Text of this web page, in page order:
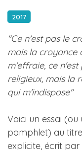
2017
"Ce n'est pas le
mais la croyance
m'effraie, ce n'est
religieux, mais la
qui m'indispose"
Voici un essai (ou
pamphlet) au titre
explicite, écrit par